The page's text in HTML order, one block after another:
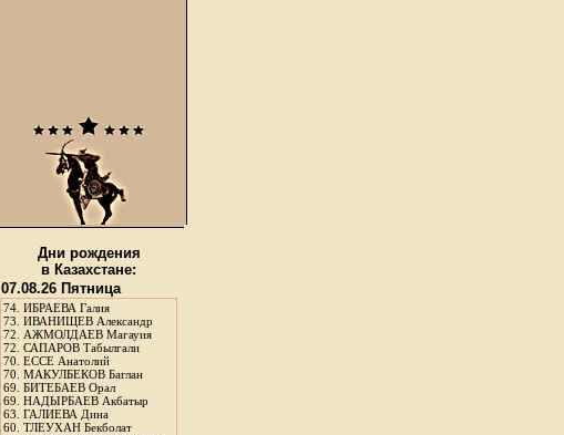
Дни рождения
в Казахстане:
07.08.26 Пятница
74. ИБРАЕВА Галия
73. ИВАНИЩЕВ Александр
72. АЖМОЛДАЕВ Магауия
72. САПАРОВ Табылгали
70. ЕССЕ Анатолий
70. МАКУЛБЕКОВ Баглан
69. БИТЕБАЕВ Орал
69. НАДЫРБАЕВ Акбатыр
63. ГАЛИЕВА Дина
60. ТЛЕУХАН Бекболат